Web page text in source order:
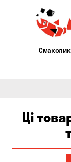
Ці